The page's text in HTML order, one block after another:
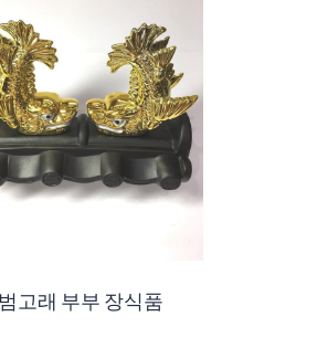
범고래 부부 장식품